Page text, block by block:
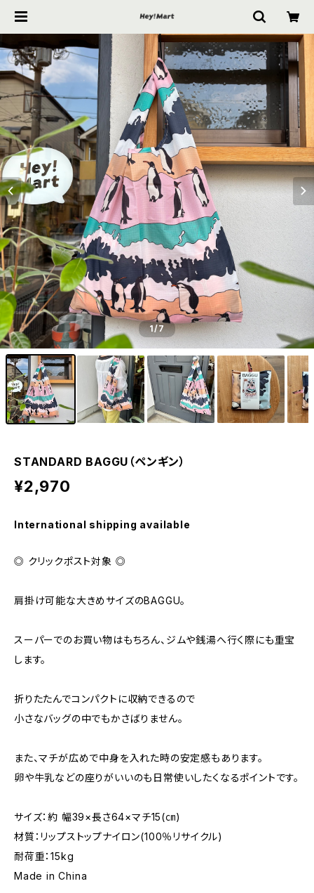
1/7
STANDARD BAGGU（ペンギン）
¥2,970
International shipping available
◎ クリックポスト対象 ◎
肩掛け可能な大きめサイズのBAGGU。
スーパーでのお買い物はもちろん、ジムや銭湯へ行く際にも重宝
します。
折りたたんでコンパクトに収納できるので
小さなバッグの中でもかさばりません。
また、マチが広めで中身を入れた時の安定感もあります。
卵や牛乳などの座りがいいのも日常使いしたくなるポイントです。
サイズ：約 幅39×長さ64×マチ15(㎝)
材質：リップストップナイロン(100％リサイクル)
耐荷重：15kg
Made in China